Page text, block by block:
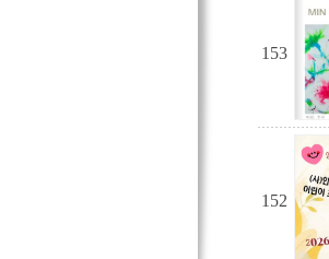
153
152